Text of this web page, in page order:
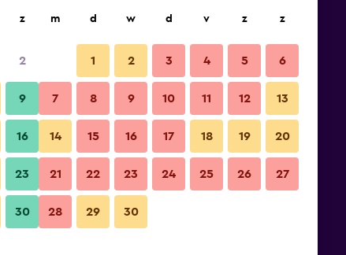
z
2
9
16
23
30
m d w d v z z
1 2 3 4 5 6
7 8 9 10 11 12 13
14 15 16 17 18 19 20
21 22 23 24 25 26 27
28 29 30